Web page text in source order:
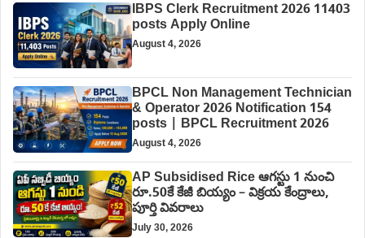
IBPS Clerk Recruitment 2026 11403
posts Apply Online
August 4, 2026
BPCL Non Management Technician
& Operator 2026 Notification 154
posts | BPCL Recruitment 2026
August 4, 2026
AP Subsidised Rice ఆగస్టు 1 నుంచి
రూ.50కే కేజీ బియ్యం – విక్రయ కేంద్రాలు,
పూర్తి వివరాలు
July 30, 2026